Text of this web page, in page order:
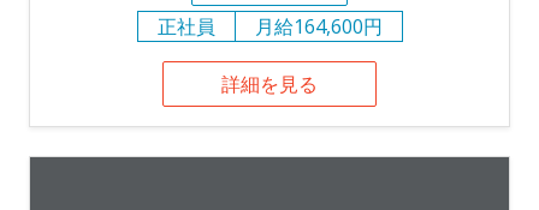
正社員
月給164,600円
詳細を見る